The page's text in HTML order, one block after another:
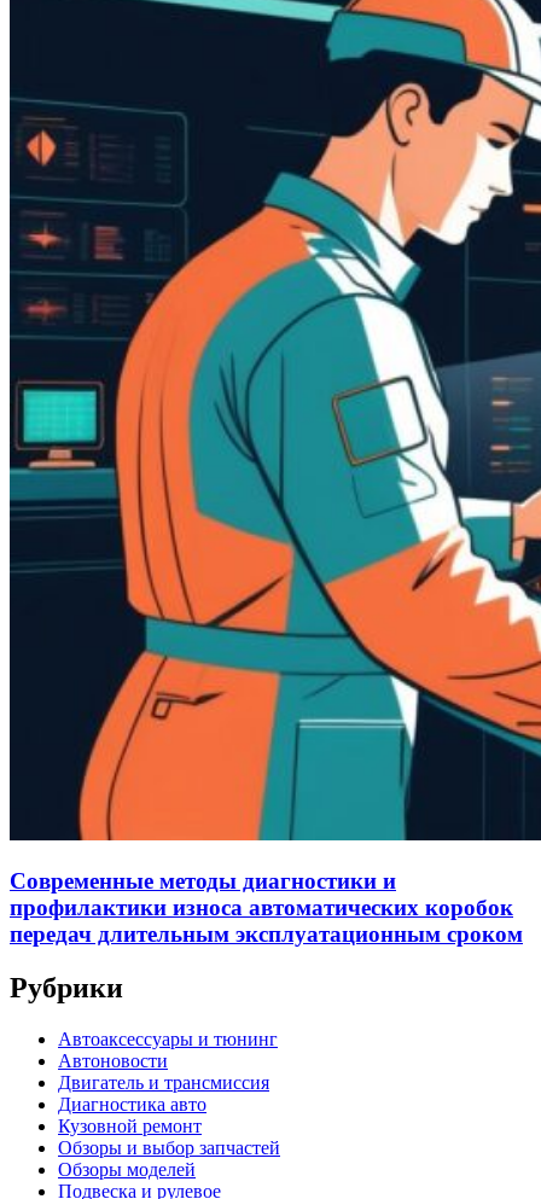
Современные методы диагностики и
профилактики износа автоматических коробок
передач длительным эксплуатационным сроком
Рубрики
Автоаксессуары и тюнинг
Автоновости
Двигатель и трансмиссия
Диагностика авто
Кузовной ремонт
Обзоры и выбор запчастей
Обзоры моделей
Подвеска и рулевое